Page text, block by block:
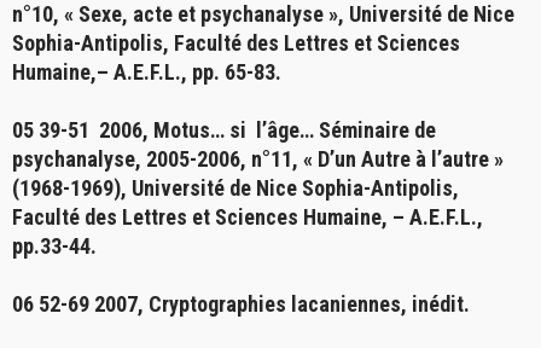
n°10, « Sexe, acte et psychanalyse », Université de Nice
Sophia-Antipolis, Faculté des Lettres et Sciences
Humaine,– A.E.F.L., pp. 65-83.
05 39-51 2006, Motus… si l’âge… Séminaire de
psychanalyse, 2005-2006, n°11, « D’un Autre à l’autre »
(1968-1969), Université de Nice Sophia-Antipolis,
Faculté des Lettres et Sciences Humaine, – A.E.F.L.,
pp.33-44.
06 52-69 2007, Cryptographies lacaniennes, inédit.